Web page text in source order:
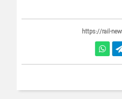
https://rail-